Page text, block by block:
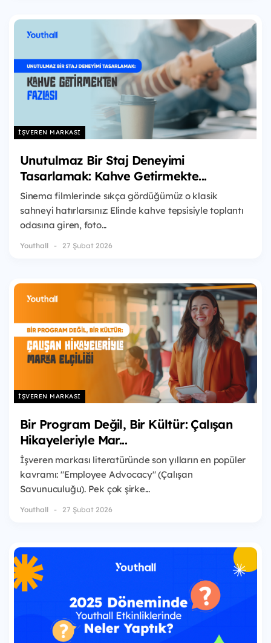
İŞVEREN MARKASI
Unutulmaz Bir Staj Deneyimi
Tasarlamak: Kahve Getirmekte...
Sinema filmlerinde sıkça gördüğümüz o klasik
sahneyi hatırlarsınız: Elinde kahve tepsisiyle toplantı
odasına giren, foto...
Youthall 27 Şubat 2026
İŞVEREN MARKASI
Bir Program Değil, Bir Kültür: Çalışan
Hikayeleriyle Mar...
İşveren markası literatüründe son yılların en popüler
kavramı: "Employee Advocacy" (Çalışan
Savunuculuğu). Pek çok şirke...
Youthall 27 Şubat 2026